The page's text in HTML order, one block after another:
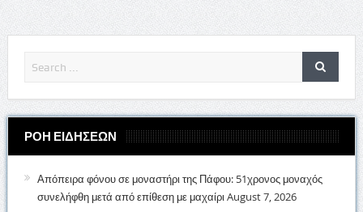
ΡΟΗ ΕΙΔΗΣΕΩΝ
Απόπειρα φόνου σε μοναστήρι της Πάφου: 51χρονος μοναχός
συνελήφθη μετά από επίθεση με μαχαίριAugust 7, 2026